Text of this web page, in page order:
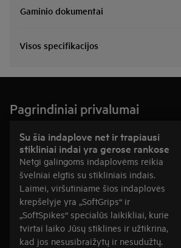
Gaminio dokumentai
Visos specifikacijos
Pagrindiniai privalumai
Su šia indaplove net ir trapiausi
stikliniai indai yra gerose rankose
Netgi galingoms indaplovėms reikia
švelniai elgtis su stikliniais indais.
Laimei, viršutiniame šios indaplovės
krepšelyje yra „SoftGrips“ ir
„SoftSpikes“ specialūs laikikliai, kurie
tvirtai laiko Jūsų stiklines ir užtikrina,
kad jos nesusibraižytų ir nesudužtų.